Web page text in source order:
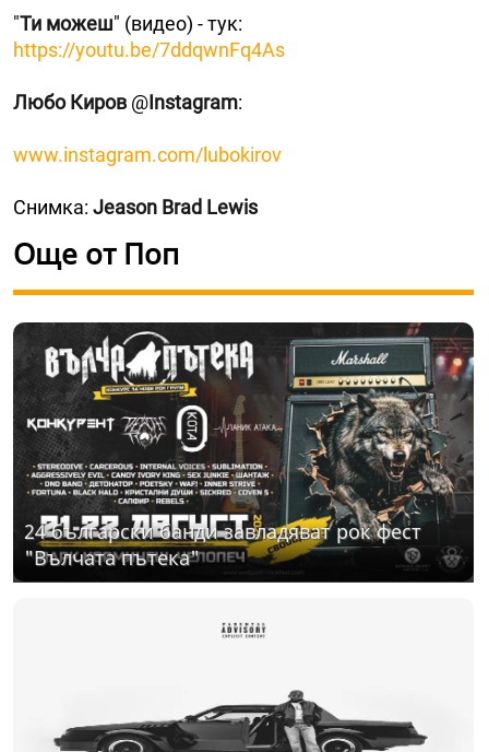
"Ти можеш" (видео) - тук:
https://youtu.be/7ddqwnFq4As
Любо Киров @Instagram:
www.instagram.com/lubokirov
Снимка: Jeason Brad Lewis
Още от Поп
24 български банди завладяват рок фест
"Вълчата пътека"